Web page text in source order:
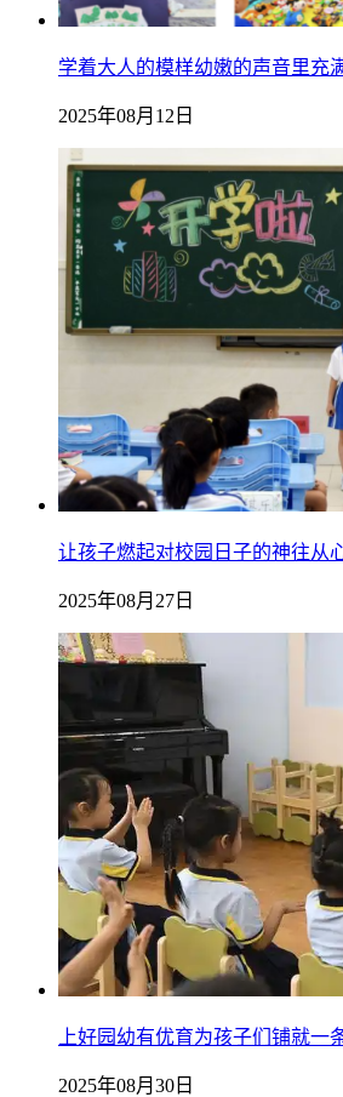
学着大人的模样幼嫩的声音里充
2025年08月12日
让孩子燃起对校园日子的神往从
2025年08月27日
上好园幼有优育为孩子们铺就一
2025年08月30日